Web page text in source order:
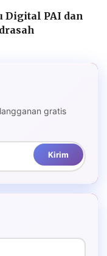
Digital PAI dan
gratis
Kirim